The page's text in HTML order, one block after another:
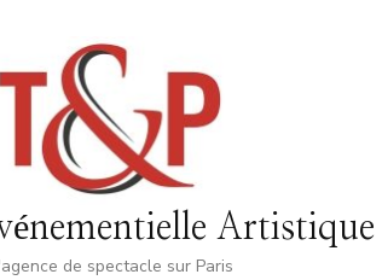
Artistique
de spectacle sur Paris